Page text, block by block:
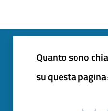
Quanto sono
su questa